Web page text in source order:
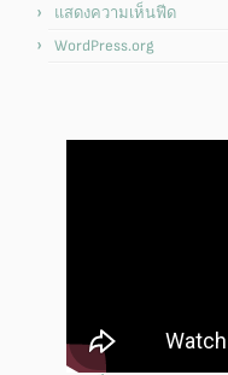
แสดงความเห็นฟีด
WordPress.org